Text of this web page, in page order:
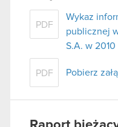
PDF
Wykaz
publicznej
S.A. w 2010
PDF Pobierz